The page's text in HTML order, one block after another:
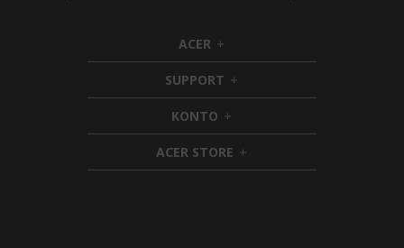
ACER h
i
d
d
e
n
SUPPORT h
i
d
d
e
n
KONTO h
i
d
d
ACER STORE h
i